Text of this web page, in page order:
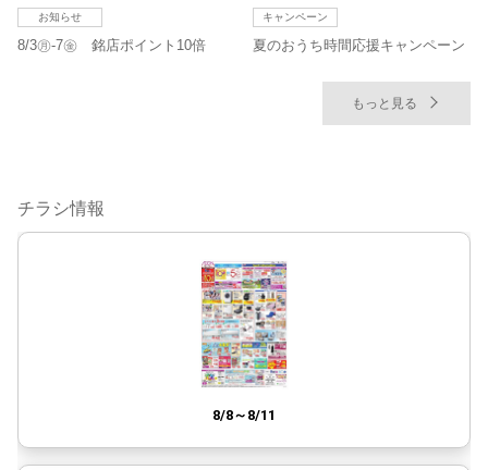
お知らせ
8/3㊊-7㊎ 銘店ポイント10倍
キャンペーン
夏のおうち時間応援キャンペーン
もっと見る
チラシ情報